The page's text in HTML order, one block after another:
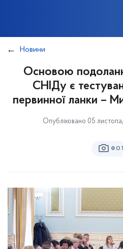
Новини
Основою
СНІДу є
первинної ланки –
Опубліковано 05